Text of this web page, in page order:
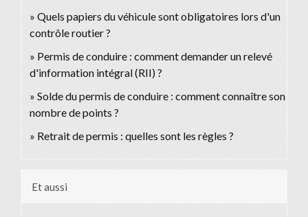
Quels papiers du véhicule sont obligatoires lors d'un
contrôle routier ?
Permis de conduire : comment demander un relevé
d'information intégral (RII) ?
Solde du permis de conduire : comment connaître son
nombre de points ?
Retrait de permis : quelles sont les règles ?
Et aussi